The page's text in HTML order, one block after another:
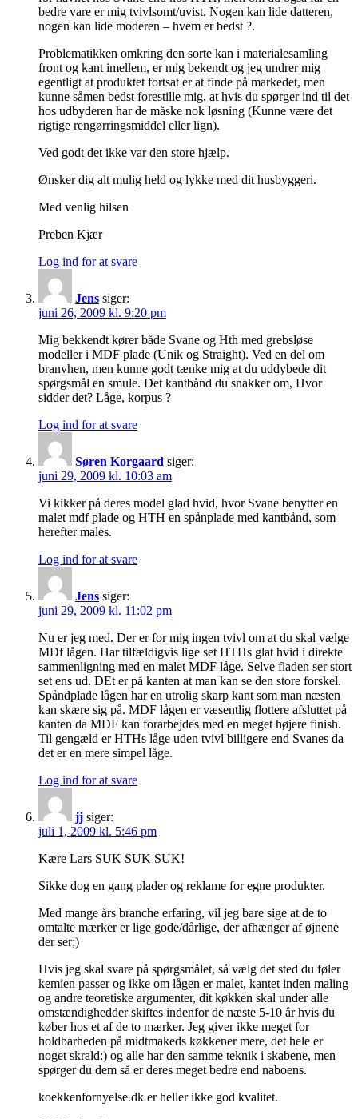
bedre vare er mig tvivlsomt/uvist. Nogen kan lide datteren,
nogen kan lide moderen – hvem er bedst ?.
Problematikken omkring den sorte kan i materialesamling
front og kant imellem, er mig bekendt og jeg undrer mig
egentligt at produktet fortsat er at finde på markedet, men
kunne såmen bedst forestille mig, at hvis du spørger ind til det
hos udbyderen har de måske nok løsning (Kunne være det
rigtige rengørringsmiddel eller lign).
Ved godt det ikke var den store hjælp.
Ønsker dig alt mulig held og lykke med dit husbyggeri.
Med venlig hilsen
Preben Kjær
Log ind for at svare
Jens siger:
juni 26, 2009 kl. 9:20 pm
Mig bekkendt kører både Svane og Hth med grebsløse
modeller i MDF plade (Unik og Straight). Ved en del om
branvhen, men kunne godt tænke mig at du uddybede dit
spørgsmål en smule. Det kantbånd du snakker om, Hvor
sidder det? Låge, korpus ?
Log ind for at svare
Søren Korgaard siger:
juni 29, 2009 kl. 10:03 am
Vi kikker på deres model glad hvid, hvor Svane benytter en
malet mdf plade og HTH en spånplade med kantbånd, som
herefter males.
Log ind for at svare
Jens siger:
juni 29, 2009 kl. 11:02 pm
Nu er jeg med. Der er for mig ingen tvivl om at du skal vælge
MDf lågen. Har tilfældigvis lige set HTHs glat hvid i direkte
sammenligning med en malet MDF låge. Selve fladen ser stort
set ens ud. DEt er på kanten at man kan se den store forskel.
Spåndplade lågen har en utrolig skarp kant som man næsten
kan skære sig på. MDF lågen er væsentlig flottere afsluttet på
kanten da MDF kan forarbejdes med en meget højere finish.
Til gengæld er HTHs låge uden tvivl billigere end Svanes da
det er en mere simpel låge.
Log ind for at svare
jj siger:
juli 1, 2009 kl. 5:46 pm
Kære Lars SUK SUK SUK!
Sikke dog en gang plader og reklame for egne produkter.
Med mange års branche erfaring, vil jeg bare sige at de to
omtalte mærker er lige gode/dårlige, der afhænger af øjnene
der ser;)
Hvis jeg skal svare på spørgsmålet, så vælg det sted du føler
kemien passer og ikke om lågen er malet, kantet inden maling
og andre teoretiske argumenter, dit køkken skal under alle
omstændighedder skiftes indenfor de næste 5-10 år hvis du
køber hos et af de to mærker. Jeg giver ikke meget for
holdbarheden på midtmakeds køkkener mere, det hele er
noget skrald:) og alle har den samme teknik i skabene, men
spørger du dem så er deres meget bedre end naboens.
koekkenfornyelse.dk er heller ikke god kvalitet.